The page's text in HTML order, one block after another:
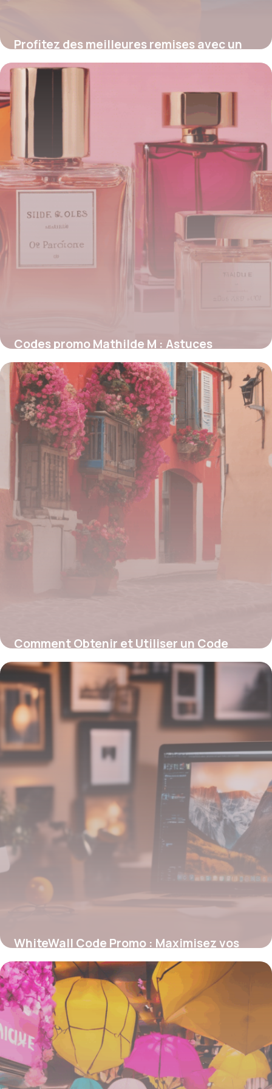
Profitez des meilleures remises avec un
code promo Drouault
4 juillet 2025
Codes promo Mathilde M : Astuces
inédites pour économiser sur vos achats
parfumés
4 juillet 2025
Comment Obtenir et Utiliser un Code
Promo WhiteWall pour Vos Tirages Photo
4 juillet 2025
WhiteWall Code Promo : Maximisez vos
économies sur vos tirages photo haut de
gamme
4 juillet 2025